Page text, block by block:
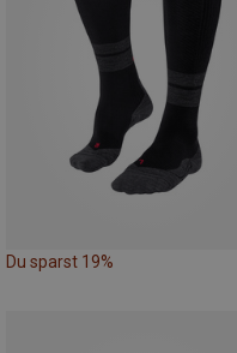
Du sparst 19%